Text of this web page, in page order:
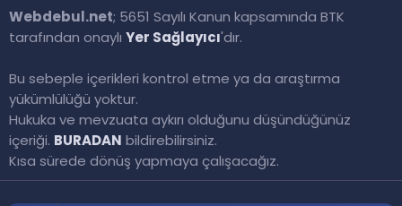
Webdebul.net; 5651 Sayılı Kanun kapsamında BTK
tarafından onaylı Yer Sağlayıcı'dır.
Bu sebeple içerikleri kontrol etme ya da araştırma
yükümlülüğü yoktur.
Hukuka ve mevzuata aykırı olduğunu düşündüğünüz
içeriği. BURADAN bildirebilirsiniz.
Kısa sürede dönüş yapmaya çalışacağız.